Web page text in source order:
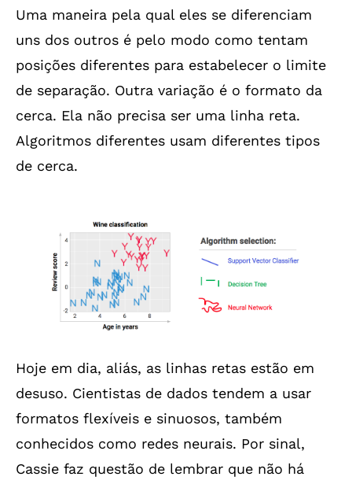
Uma maneira pela qual eles se diferenciam
uns dos outros é pelo modo como tentam
posições diferentes para estabelecer o limite
de separação. Outra variação é o formato da
cerca. Ela não precisa ser uma linha reta.
Algoritmos diferentes usam diferentes tipos
de cerca.
Hoje em dia, aliás, as linhas retas estão em
desuso. Cientistas de dados tendem a usar
formatos flexíveis e sinuosos, também
conhecidos como redes neurais. Por sinal,
Cassie faz questão de lembrar que não há